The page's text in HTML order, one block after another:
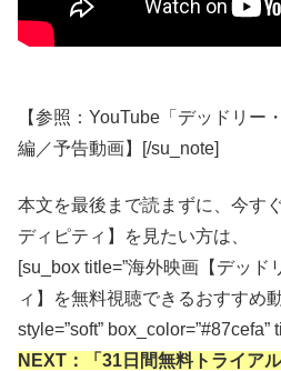
【参照：YouTube「デッドリー
編／予告動画】[/su_note]
本文を最後まで読まずに、今す
ディピティ】を見たい方は、
[su_box title=”海外映画【デッド
ィ】を無料視聴できるおすすめ
style=”soft” box_color=”#87cefa”
NEXT：「31日間無料トライア